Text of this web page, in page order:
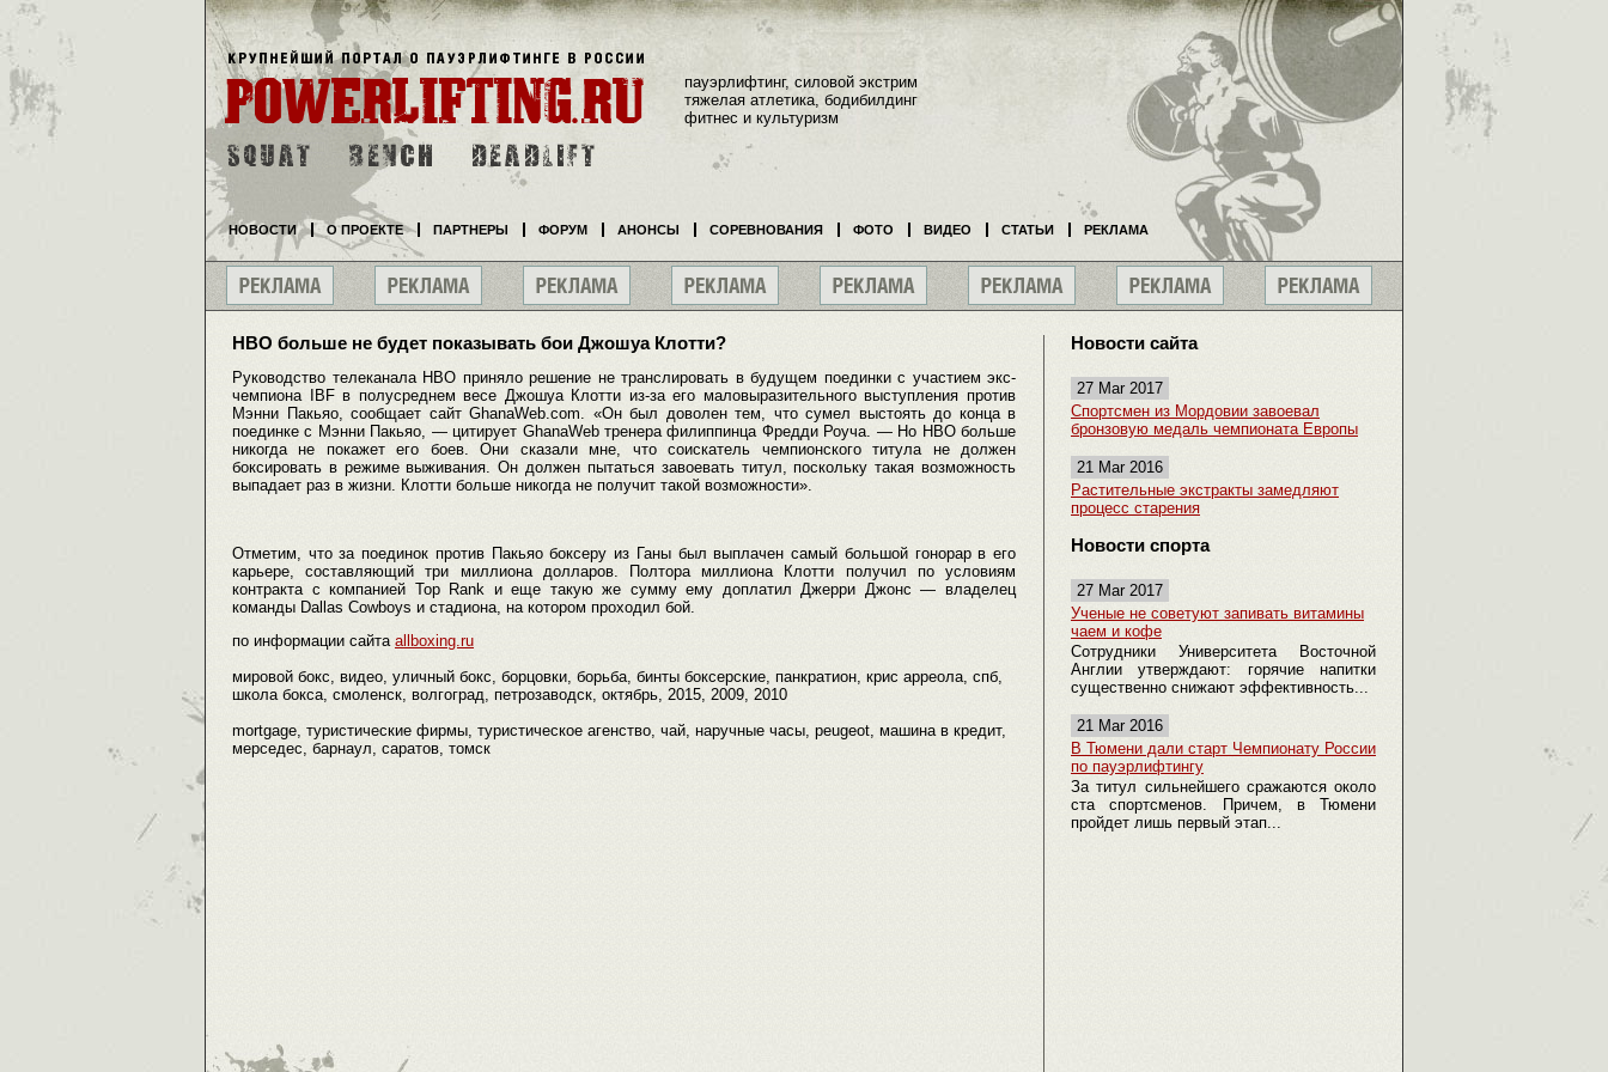
HBO больше не будет показывать бои Джошуа Клотти?
Руководство телеканала HBO приняло решение не транслировать в будущем поединки с участием экс-
чемпиона IBF в полусреднем весе Джошуа Клотти из-за его маловыразительного выступления против
Мэнни Пакьяо, сообщает сайт GhanaWeb.com. «Он был доволен тем, что сумел выстоять до конца в
поединке с Мэнни Пакьяо, — цитирует GhanaWeb тренера филиппинца Фредди Роуча. — Но HBO больше
никогда не покажет его боев. Они сказали мне, что соискатель чемпионского титула не должен
боксировать в режиме выживания. Он должен пытаться завоевать титул, поскольку такая возможность
выпадает раз в жизни. Клотти больше никогда не получит такой возможности».
Отметим, что за поединок против Пакьяо боксеру из Ганы был выплачен самый большой гонорар в его
карьере, составляющий три миллиона долларов. Полтора миллиона Клотти получил по условиям
контракта с компанией Top Rank и еще такую же сумму ему доплатил Джерри Джонс — владелец
команды Dallas Cowboys и стадиона, на котором проходил бой.
по информации сайта allboxing.ru
мировой бокс, видео, уличный бокс, борцовки, борьба, бинты боксерские, панкратион, крис арреола, спб,
школа бокса, смоленск, волгоград, петрозаводск, октябрь, 2015, 2009, 2010
mortgage, туристические фирмы, туристическое агенство, чай, наручные часы, peugeot, машина в кредит,
мерседес, барнаул, саратов, томск
Новости сайта
27 Mar 2017
Спортсмен из Мордовии завоевал
бронзовую медаль чемпионата Европы
21 Mar 2016
Растительные экстракты замедляют
процесс старения
Новости спорта
27 Mar 2017
Ученые не советуют запивать витамины
чаем и кофе
Сотрудники Университета Восточной
Англии утверждают: горячие напитки
существенно снижают эффективность...
21 Mar 2016
В Тюмени дали старт Чемпионату России
по пауэрлифтингу
За титул сильнейшего сражаются около
ста спортсменов. Причем, в Тюмени
пройдет лишь первый этап...
пауэрлифтинг, силовой экстрим
тяжелая атлетика, бодибилдинг
фитнес и культуризм
НОВОСТИ О ПРОЕКТЕ ПАРТНЕРЫ ФОРУМ АНОНСЫ СОРЕВНОВАНИЯ ФОТО ВИДЕО СТАТЬИ РЕКЛАМА